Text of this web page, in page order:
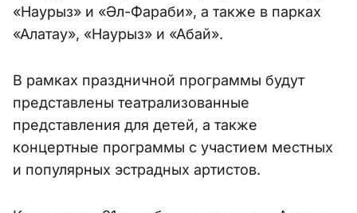
«Наурыз» и «Әл-Фараби», а также в парках
«Алатау», «Наурыз» и «Абай».
В рамках праздничной программы будут
представлены театрализованные
представления для детей, а также
концертные программы с участием местных
и популярных эстрадных артистов.